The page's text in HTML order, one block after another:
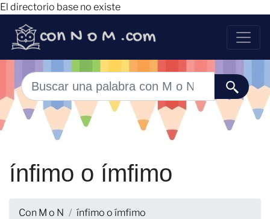
El directorio base no existe
ínfimo o ímfimo
Con M o N ínfimo o ímfimo